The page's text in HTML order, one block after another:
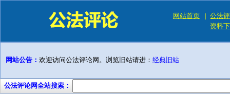
网站首页 | 公法
资料
网站公告： 欢迎访问公法评论网。浏览旧站请进： 经典旧站
公法评论网全站搜索：